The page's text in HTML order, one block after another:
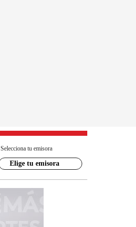
Selecciona tu emisora
Elige tu emisora